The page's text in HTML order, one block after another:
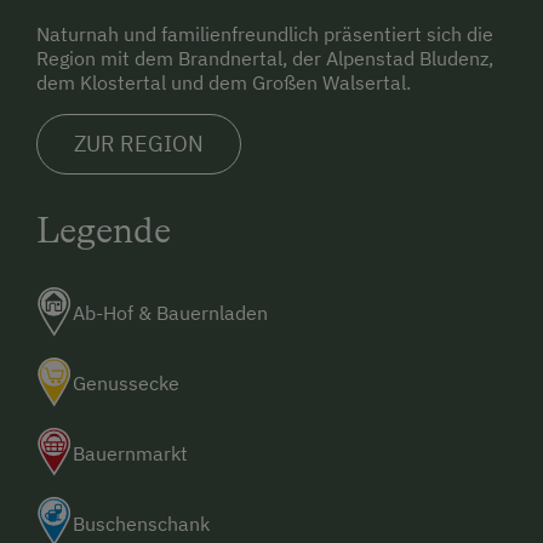
Golf
Hausmuseum
Heimatmuseum
Hüttenabend
Jogging-Routen
Klettersteig
Liegewiese
Minigolf
Naturnah und familienfreundlich präsentiert sich die
Region mit dem Brandnertal, der Alpenstad Bludenz,
dem Klostertal und dem Großen Walsertal.
ZUR REGION
Legende
Ab-Hof & Bauernladen
Genussecke
Bauernmarkt
Buschenschank